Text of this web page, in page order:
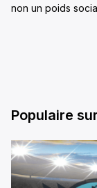
non un poids
Populaire